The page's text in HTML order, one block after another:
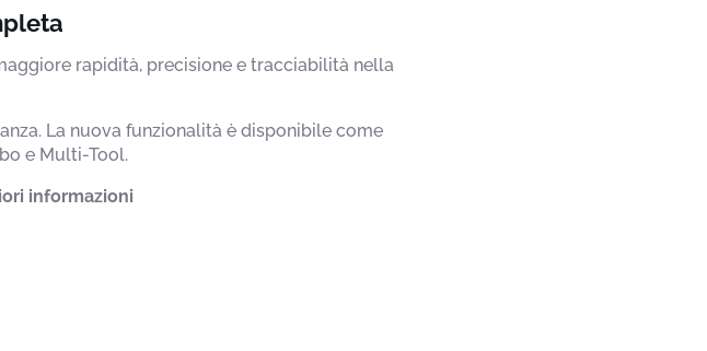
rapidità, precisione e tracciabilità nella
La nuova funzionalità è disponibile come
e Multi-Tool.
informazioni